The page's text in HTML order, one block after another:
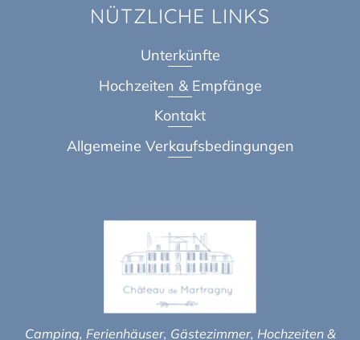
NÜTZLICHE LINKS
Unterkünfte
Hochzeiten & Empfänge
Kontakt
Allgemeine Verkaufsbedingungen
Camping, Ferienhäuser, Gästezimmer, Hochzeiten &